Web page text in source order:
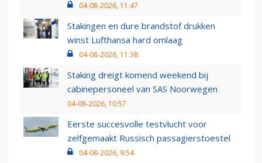
04-08-2026, 11:47
Stakingen en dure brandstof drukken
winst Lufthansa hard omlaag
04-08-2026, 11:38
Staking dreigt komend weekend bij
cabinepersoneel van SAS Noorwegen
04-08-2026, 10:57
Eerste succesvolle testvlucht voor
zelfgemaakt Russisch passagierstoestel
04-08-2026, 9:54